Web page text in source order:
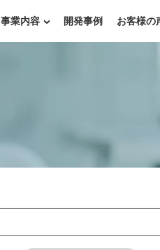
事業内容 開発事例 お客様の